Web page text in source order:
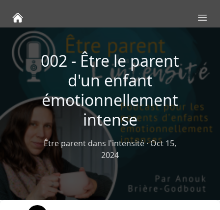
002 - Être le parent
d'un enfant
émotionnellement
intense
Être parent dans l'intensité·Oct 15,
2024